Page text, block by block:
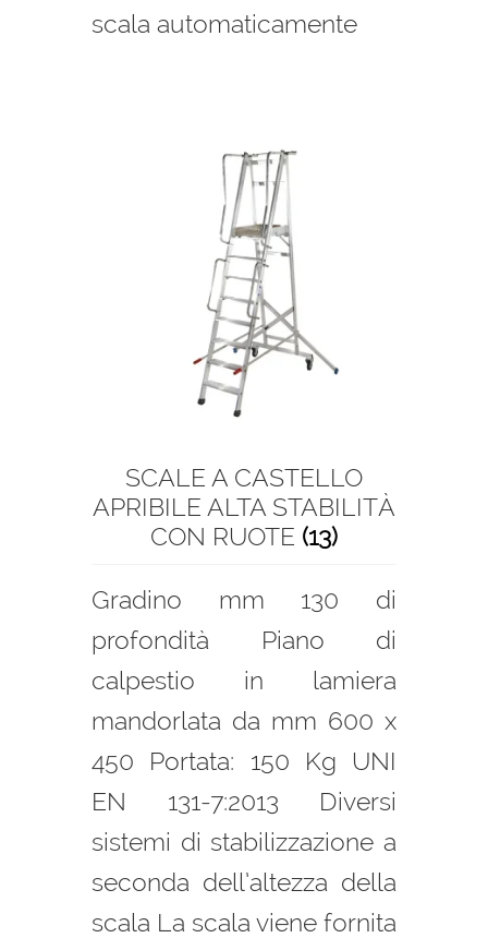
scala automaticamente
SCALE A CASTELLO
APRIBILE ALTA STABILITÀ
CON RUOTE (13)
Gradino mm 130 di
profondità Piano di
calpestio in lamiera
mandorlata da mm 600 x
450 Portata: 150 Kg UNI
EN 131-7:2013 Diversi
sistemi di stabilizzazione a
seconda dell’altezza della
scala La scala viene fornita